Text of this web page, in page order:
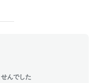
んでした